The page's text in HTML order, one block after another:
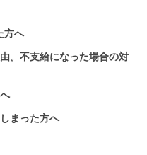
方へ
。不支給になった場合の対
まった方へ